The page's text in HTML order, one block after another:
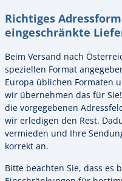
Richtiges
eingeschränkte
Beim Versand nach
speziellen Format
Europa üblichen Formaten
wir übernehmen das für
die vorgegebenen
wir erledigen den Rest.
vermieden und Ihre
korrekt an.
Bitte beachten Sie, dass es